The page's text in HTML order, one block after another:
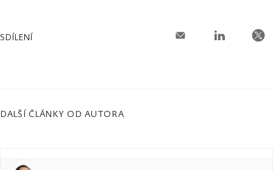
SDÍLENÍ
DALŠÍ ČLÁNKY OD AUTORA